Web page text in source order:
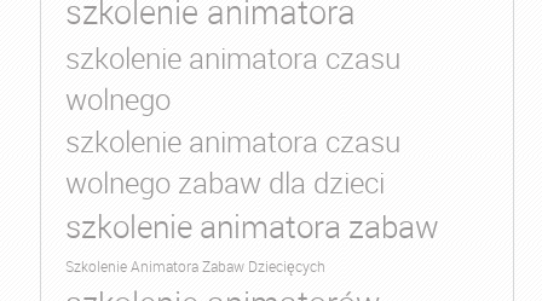
szkolenie animatora
szkolenie animatora czasu
wolnego
szkolenie animatora czasu
wolnego zabaw dla dzieci
szkolenie animatora zabaw
Szkolenie Animatora Zabaw Dziecięcych